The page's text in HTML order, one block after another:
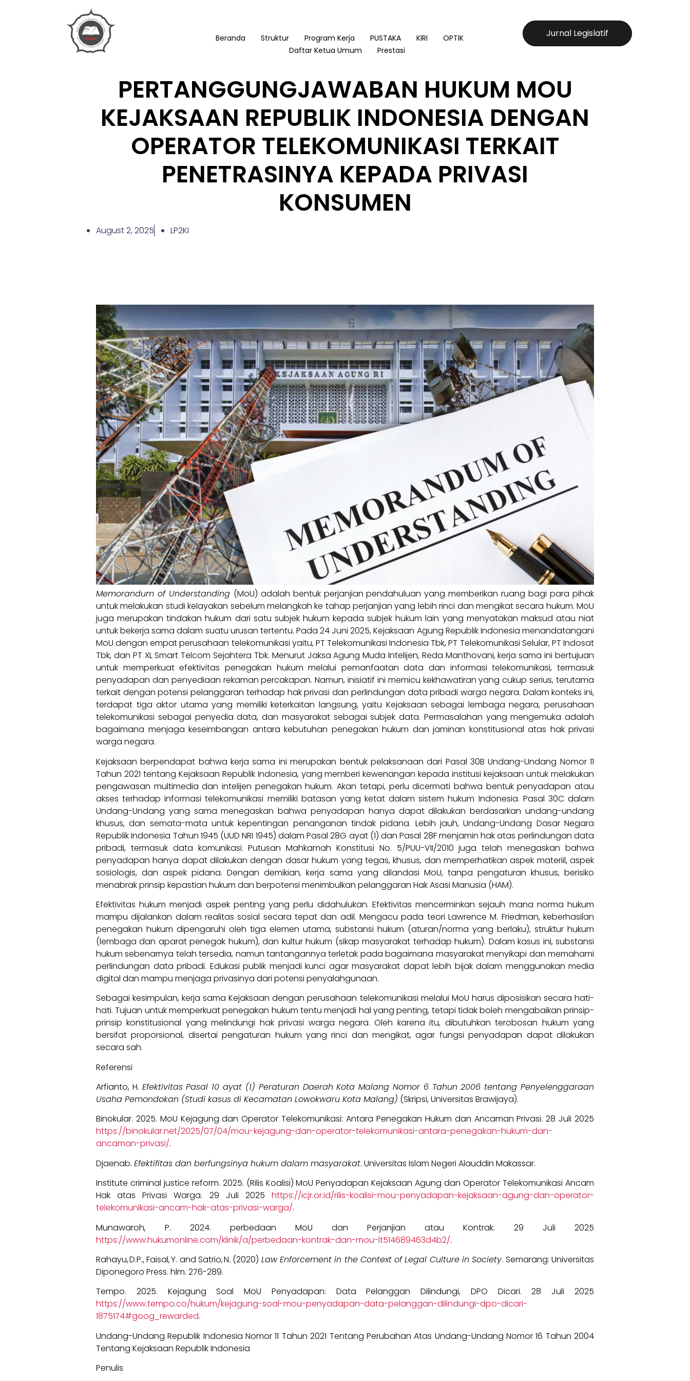
Beranda Struktur Program Kerja PUSTAKA KIRI
OPTIK
Daftar Ketua Umum
Prestasi
Jurnal Legislatif
PERTANGGUNGJAWABAN HUKUM MOU
KEJAKSAAN REPUBLIK INDONESIA DENGAN
OPERATOR TELEKOMUNIKASI TERKAIT
PENETRASINYA KEPADA PRIVASI
KONSUMEN
August 2, 2025 LP2KI
Memorandum of Understanding (MoU) adalah bentuk perjanjian pendahuluan yang memberikan ruang bagi para pihak
untuk melakukan studi kelayakan sebelum melangkah ke tahap perjanjian yang lebih rinci dan mengikat secara hukum. MoU
juga merupakan tindakan hukum dari satu subjek hukum kepada subjek hukum lain yang menyatakan maksud atau niat
untuk bekerja sama dalam suatu urusan tertentu. Pada 24 Juni 2025, Kejaksaan Agung Republik Indonesia menandatangani
MoU dengan empat perusahaan telekomunikasi yaitu, PT Telekomunikasi Indonesia Tbk, PT Telekomunikasi Selular, PT Indosat
Tbk, dan PT XL Smart Telcom Sejahtera Tbk. Menurut Jaksa Agung Muda Intelijen, Reda Manthovani, kerja sama ini bertujuan
untuk memperkuat efektivitas penegakan hukum melalui pemanfaatan data dan informasi telekomunikasi, termasuk
penyadapan dan penyediaan rekaman percakapan. Namun, inisiatif ini memicu kekhawatiran yang cukup serius, terutama
terkait dengan potensi pelanggaran terhadap hak privasi dan perlindungan data pribadi warga negara. Dalam konteks ini,
terdapat tiga aktor utama yang memiliki keterkaitan langsung, yaitu Kejaksaan sebagai lembaga negara, perusahaan
telekomunikasi sebagai penyedia data, dan masyarakat sebagai subjek data. Permasalahan yang mengemuka adalah
bagaimana menjaga keseimbangan antara kebutuhan penegakan hukum dan jaminan konstitusional atas hak privasi
warga negara.
Kejaksaan berpendapat bahwa kerja sama ini merupakan bentuk pelaksanaan dari Pasal 30B Undang-Undang Nomor 11
Tahun 2021 tentang Kejaksaan Republik Indonesia, yang memberi kewenangan kepada institusi kejaksaan untuk melakukan
pengawasan multimedia dan intelijen penegakan hukum. Akan tetapi, perlu dicermati bahwa bentuk penyadapan atau
akses terhadap informasi telekomunikasi memiliki batasan yang ketat dalam sistem hukum Indonesia. Pasal 30C dalam
Undang-Undang yang sama menegaskan bahwa penyadapan hanya dapat dilakukan berdasarkan undang-undang
khusus, dan semata-mata untuk kepentingan penanganan tindak pidana. Lebih jauh, Undang-Undang Dasar Negara
Republik Indonesia Tahun 1945 (UUD NRI 1945) dalam Pasal 28G ayat (1) dan Pasal 28F menjamin hak atas perlindungan data
pribadi, termasuk data komunikasi. Putusan Mahkamah Konstitusi No. 5/PUU-VII/2010 juga telah menegaskan bahwa
penyadapan hanya dapat dilakukan dengan dasar hukum yang tegas, khusus, dan memperhatikan aspek materiil, aspek
sosiologis, dan aspek pidana. Dengan demikian, kerja sama yang dilandasi MoU, tanpa pengaturan khusus, berisiko
menabrak prinsip kepastian hukum dan berpotensi menimbulkan pelanggaran Hak Asasi Manusia (HAM).
Efektivitas hukum menjadi aspek penting yang perlu didahulukan. Efektivitas mencerminkan sejauh mana norma hukum
mampu dijalankan dalam realitas sosial secara tepat dan adil. Mengacu pada teori Lawrence M. Friedman, keberhasilan
penegakan hukum dipengaruhi oleh tiga elemen utama, substansi hukum (aturan/norma yang berlaku), struktur hukum
(lembaga dan aparat penegak hukum), dan kultur hukum (sikap masyarakat terhadap hukum). Dalam kasus ini, substansi
hukum sebenarnya telah tersedia, namun tantangannya terletak pada bagaimana masyarakat menyikapi dan memahami
perlindungan data pribadi. Edukasi publik menjadi kunci agar masyarakat dapat lebih bijak dalam menggunakan media
digital dan mampu menjaga privasinya dari potensi penyalahgunaan.
Sebagai kesimpulan, kerja sama Kejaksaan dengan perusahaan telekomunikasi melalui MoU harus diposisikan secara hati-
hati. Tujuan untuk memperkuat penegakan hukum tentu menjadi hal yang penting, tetapi tidak boleh mengabaikan prinsip-
prinsip konstitusional yang melindungi hak privasi warga negara. Oleh karena itu, dibutuhkan terobosan hukum yang
bersifat proporsional, disertai pengaturan hukum yang rinci dan mengikat, agar fungsi penyadapan dapat dilakukan
secara sah.
Referensi
Arfianto, H. Efektivitas Pasal 10 ayat (1) Peraturan Daerah Kota Malang Nomor 6 Tahun 2006 tentang Penyelenggaraan
Usaha Pemondokan (Studi kasus di Kecamatan Lowokwaru Kota Malang) (Skripsi, Universitas Brawijaya).
Binokular. 2025. MoU Kejagung dan Operator Telekomunikasi: Antara Penegakan Hukum dan Ancaman Privasi. 28 Juli 2025
https://binokular.net/2025/07/04/mou-kejagung-dan-operator-telekomunikasi-antara-penegakan-hukum-dan-
ancaman-privasi/.
Djaenab. Efektifitas dan berfungsinya hukum dalam masyarakat. Universitas Islam Negeri Alauddin Makassar.
Institute criminal justice reform. 2025. (Rilis Koalisi) MoU Penyadapan Kejaksaan Agung dan Operator Telekomunikasi Ancam
Hak atas Privasi Warga. 29 Juli 2025 https://icjr.or.id/rilis-koalisi-mou-penyadapan-kejaksaan-agung-dan-operator-
telekomunikasi-ancam-hak-atas-privasi-warga/.
Munawaroh, P. 2024. perbedaan MoU dan Perjanjian atau Kontrak. 29 Juli 2025
https://www.hukumonline.com/klinik/a/perbedaan-kontrak-dan-mou-lt514689463d4b2/.
Rahayu, D.P., Faisal, Y. and Satrio, N. (2020) Law Enforcement in the Context of Legal Culture in Society. Semarang: Universitas
Diponegoro Press. hlm. 276-289.
Tempo. 2025. Kejagung Soal MoU Penyadapan: Data Pelanggan Dilindungi, DPO Dicari. 28 Juli 2025
https://www.tempo.co/hukum/kejagung-soal-mou-penyadapan-data-pelanggan-dilindungi-dpo-dicari-
1875174#goog_rewarded.
Undang-Undang Republik Indonesia Nomor 11 Tahun 2021 Tentang Perubahan Atas Undang-Undang Nomor 16 Tahun 2004
Tentang Kejaksaan Republik Indonesia
Penulis